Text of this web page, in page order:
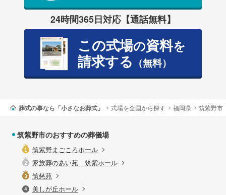
24時間365日対応【通話無料】
この式場の資料を
請求する （無料）
葬式の事なら「小さなお葬式」 式場を全国から探す 福岡県 筑紫野市
筑紫野市のおすすめの葬儀場
筑紫野まごころホール
家族葬のあい苑 筑紫ホール
筑慈苑
美しが丘ホール